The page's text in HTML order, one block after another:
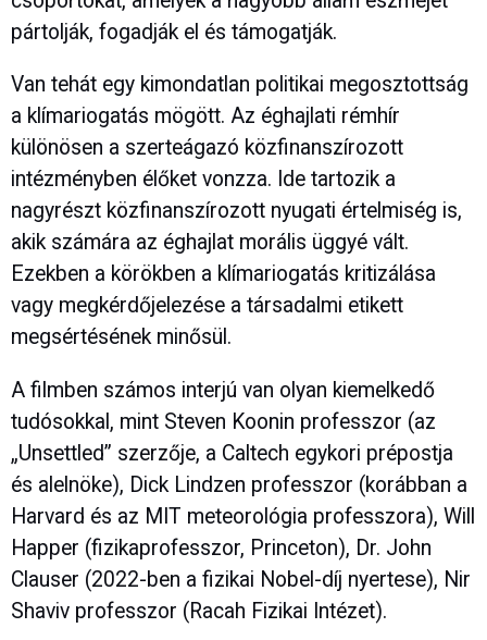
pártolják, fogadják el és támogatják.
Van tehát egy kimondatlan politikai megosztottság
a klímariogatás mögött. Az éghajlati rémhír
különösen a szerteágazó közfinanszírozott
intézményben élőket vonzza. Ide tartozik a
nagyrészt közfinanszírozott nyugati értelmiség is,
akik számára az éghajlat morális üggyé vált.
Ezekben a körökben a klímariogatás kritizálása
vagy megkérdőjelezése a társadalmi etikett
megsértésének minősül.
A filmben számos interjú van olyan kiemelkedő
tudósokkal, mint Steven Koonin professzor (az
„Unsettled” szerzője, a Caltech egykori prépostja
és alelnöke), Dick Lindzen professzor (korábban a
Harvard és az MIT meteorológia professzora), Will
Happer (fizikaprofesszor, Princeton), Dr. John
Clauser (2022-ben a fizikai Nobel-díj nyertese), Nir
Shaviv professzor (Racah Fizikai Intézet).